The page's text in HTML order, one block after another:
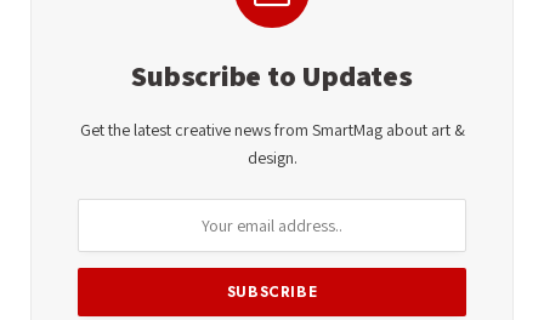
Subscribe to Updates
Get the latest creative news from SmartMag about art &
design.